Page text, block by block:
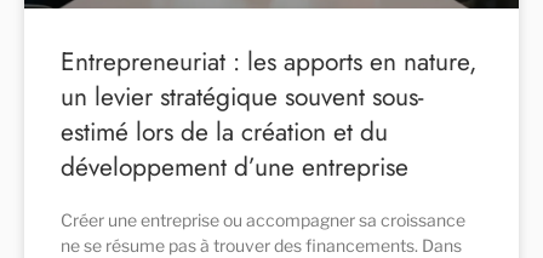
Entrepreneuriat : les apports en nature,
un levier stratégique souvent sous-
estimé lors de la création et du
développement d’une entreprise
Créer une entreprise ou accompagner sa croissance
ne se résume pas à trouver des financements. Dans